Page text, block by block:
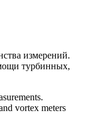
измерений.
турбинных,
vortex meters